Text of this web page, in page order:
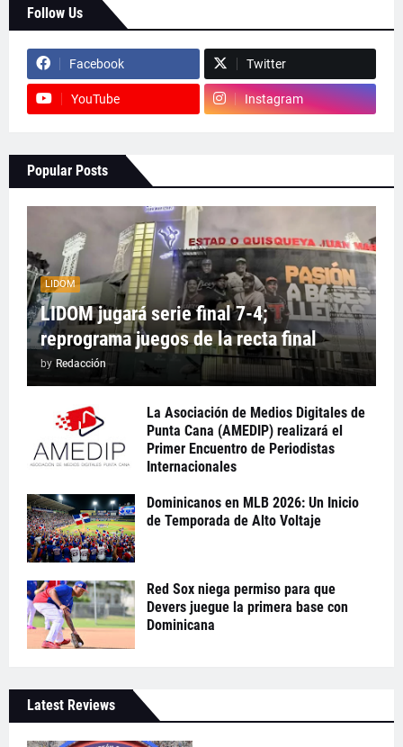
Follow Us
Facebook Twitter
YouTube Instagram
Popular Posts
LIDOM
LIDOM jugará serie final 7-4;
reprograma juegos de la recta final
by Redacción
La Asociación de Medios Digitales de
Punta Cana (AMEDIP) realizará el
Primer Encuentro de Periodistas
Internacionales
Dominicanos en MLB 2026: Un Inicio
de Temporada de Alto Voltaje
Red Sox niega permiso para que
Devers juegue la primera base con
Dominicana
Latest Reviews